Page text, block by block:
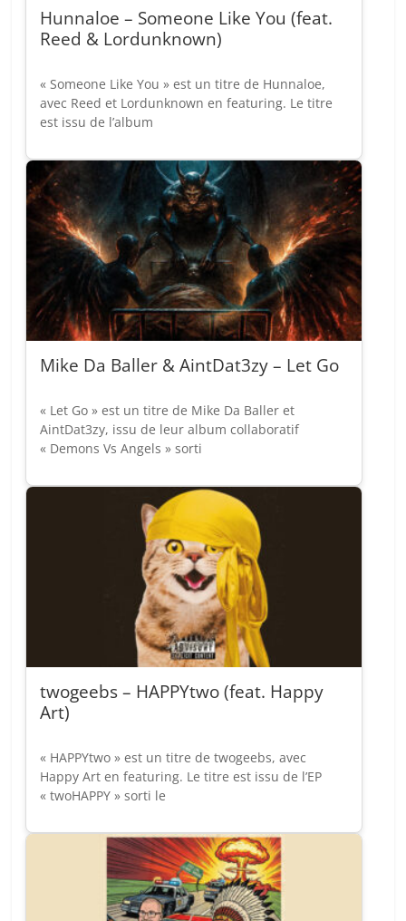
Hunnaloe – Someone Like You (feat.
Reed & Lordunknown)
« Someone Like You » est un titre de Hunnaloe,
avec Reed et Lordunknown en featuring. Le titre
est issu de l’album
Mike Da Baller & AintDat3zy – Let Go
« Let Go » est un titre de Mike Da Baller et
AintDat3zy, issu de leur album collaboratif
« Demons Vs Angels » sorti
twogeebs – HAPPYtwo (feat. Happy
Art)
« HAPPYtwo » est un titre de twogeebs, avec
Happy Art en featuring. Le titre est issu de l’EP
« twoHAPPY » sorti le